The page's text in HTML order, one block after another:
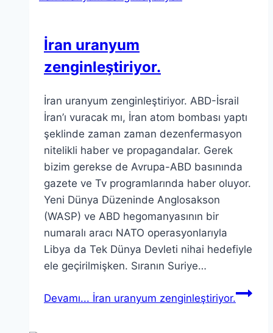
İran uranyum
zenginleştiriyor.
İran uranyum zenginleştiriyor. ABD-İsrail
İran’ı vuracak mı, İran atom bombası yaptı
şeklinde zaman zaman dezenfermasyon
nitelikli haber ve propagandalar. Gerek
bizim gerekse de Avrupa-ABD basınında
gazete ve Tv programlarında haber oluyor.
Yeni Dünya Düzeninde Anglosakson
(WASP) ve ABD hegomanyasının bir
numaralı aracı NATO operasyonlarıyla
Libya da Tek Dünya Devleti nihai hedefiyle
ele geçirilmişken. Sıranın Suriye…
Devamı... İran uranyum zenginleştiriyor.